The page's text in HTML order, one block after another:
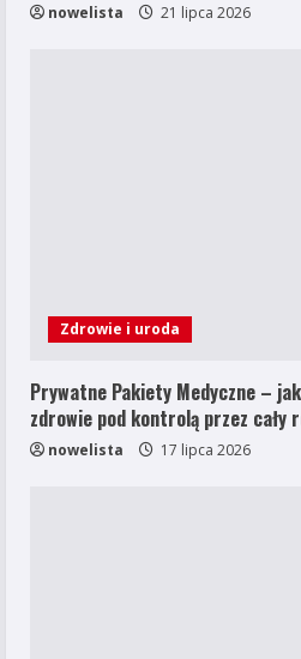
nowelista 21 lipca 2026
Zdrowie i uroda
Prywatne Pakiety Medyczne –
zdrowie pod kontrolą przez cały
nowelista 17 lipca 2026